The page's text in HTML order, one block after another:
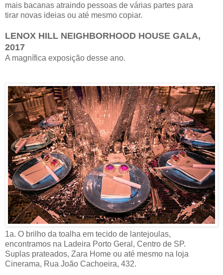
mais bacanas atraindo pessoas de várias partes para
tirar novas ideias ou até mesmo copiar.
LENOX HILL NEIGHBORHOOD HOUSE GALA,
2017
A magnífica exposição desse ano.
1a. O brilho da toalha em tecido de lantejoulas,
encontramos na Ladeira Porto Geral, Centro de SP.
Suplas prateados, Zara Home ou até mesmo na loja
Cinerama, Rua João Cachoeira, 432.